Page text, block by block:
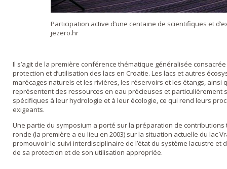
Participation active d’une centaine de scientifiques et
jezero.hr
Il s’agit de la première conférence thématique généralisée
protection et d’utilisation des lacs en Croatie. Les lacs et autres
marécages naturels et les rivières, les réservoirs et les étangs, ainsi
représentent des ressources en eau précieuses et particulièrement
spécifiques à leur hydrologie et à leur écologie, ce qui rend leurs
exigeants.
Une partie du symposium a porté sur la préparation de
ronde (la première a eu lieu en 2003) sur la situation actuelle du lac
promouvoir le suivi interdisciplinaire de l’état du système lacustre et
de sa protection et de son utilisation appropriée.